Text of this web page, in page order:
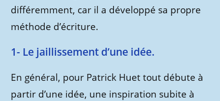
différemment, car il a développé sa propre
méthode d’écriture.
1- Le jaillissement d’une idée.
En général, pour Patrick Huet tout débute à
partir d’une idée, une inspiration subite à